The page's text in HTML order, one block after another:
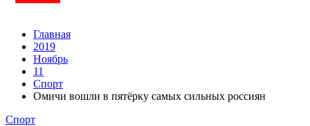
Главная
2019
Ноябрь
11
Спорт
Омичи вошли в пятёрку самых сильных россиян
Спорт